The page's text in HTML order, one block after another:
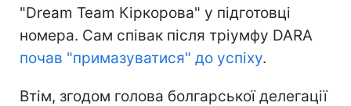
"Dream Team Кіркорова" у підготовці
номера. Сам співак після тріумфу DARA
почав "примазуватися" до успіху.
Втім, згодом голова болгарської делегації